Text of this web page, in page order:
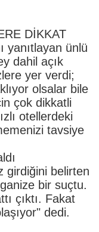
DİKKAT
yanıtlayan ünlü
dahil açık
yer verdi;
olsalar bile
çok dikkatli
otellerdeki
tavsiye
girdiğini belirten
bir suçtu.
çıktı. Fakat
dedi.